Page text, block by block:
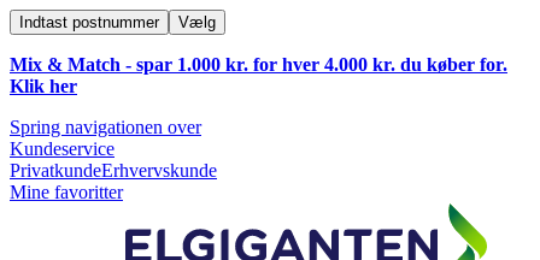
Indtast postnummer Vælg
Mix & Match - spar 1.000 kr. for hver 4.000 kr. du køber for.
Klik her
Spring navigationen over
Kundeservice
PrivatkundeErhvervskunde
Mine favoritter